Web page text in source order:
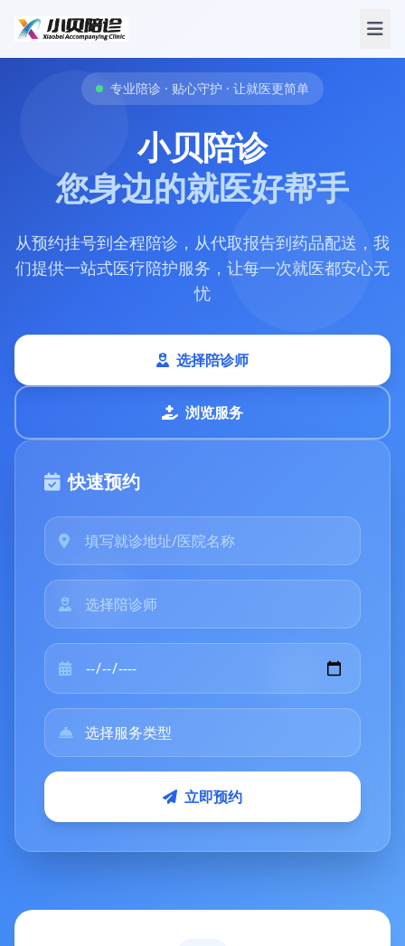
专业陪诊 · 贴心守护 · 让就医更简单
小贝陪诊
您身边的就医好帮手
从预约挂号到全程陪诊，从代取报告到药品配送，我
们提供一站式医疗陪护服务，让每一次就医都安心无
忧
选择陪诊师
浏览服务
快速预约
立即预约